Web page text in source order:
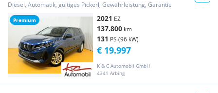
Premium
Diesel, Automatik, gültiges Pickerl, Gewährleistung, Garantie
2021 EZ
137.800 km
131 PS (96 kW)
K & C Automobil GmbH
4341 Arbing
€ 19.997